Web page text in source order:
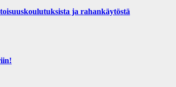
ja rahankäytöstä